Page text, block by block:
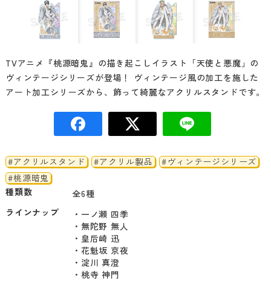
TVアニメ『桃源暗鬼』の描き起こしイラスト「天使と悪魔」の
ヴィンテージシリーズが登場！ ヴィンテージ風の加工を施した
アート加工シリーズから、飾って綺麗なアクリルスタンドです。
#アクリルスタンド #アクリル製品
#ヴィンテージシリーズ
#桃源暗鬼
種類数
全6種
ラインナップ
・一ノ瀬 四季
・無陀野 無人
・皇后崎 迅
・花魁坂 京夜
・淀川 真澄
・桃寺 神門